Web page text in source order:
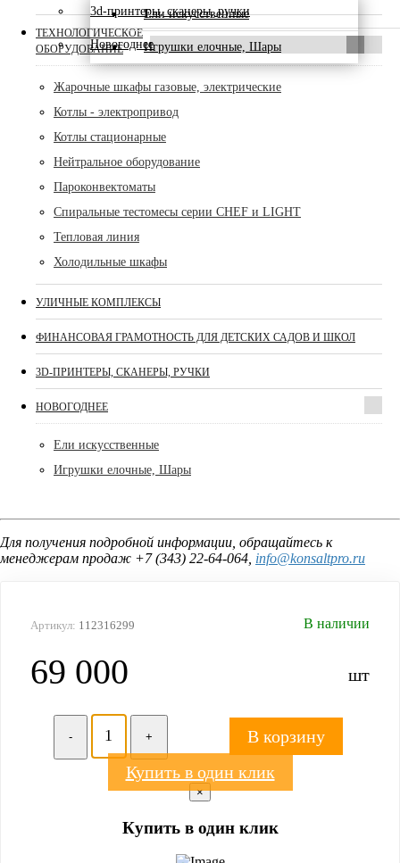
3d-принтеры, сканеры, ручки
Новогоднее
Ели искусственные
Игрушки елочные, Шары
ТЕХНОЛОГИЧЕСКОЕ
ОБОРУДОВАНИЕ
Жарочные шкафы газовые, электрические
Котлы - электропривод
Котлы стационарные
Нейтральное оборудование
Пароконвектоматы
Спиральные тестомесы серии CHEF и LIGHT
Тепловая линия
Холодильные шкафы
УЛИЧНЫЕ КОМПЛЕКСЫ
ФИНАНСОВАЯ ГРАМОТНОСТЬ ДЛЯ ДЕТСКИХ САДОВ И ШКОЛ
3D-ПРИНТЕРЫ, СКАНЕРЫ, РУЧКИ
НОВОГОДНЕЕ
Ели искусственные
Игрушки елочные, Шары
Для получения подробной информации, обращайтесь к
менеджерам продаж +7 (343) 22-64-064, info@konsaltpro.ru
Артикул: 112316299 В наличии
69 000 шт
- +
В корзину
Купить в один клик
×
Купить в один клик